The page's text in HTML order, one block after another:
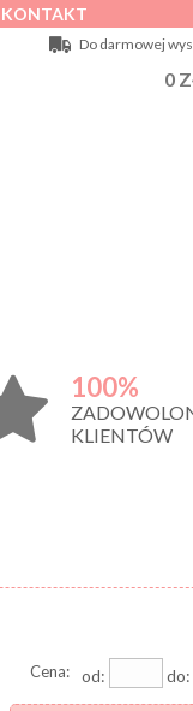
KONTAKT
Do darmowej
0
100%
KLIENTÓW
Cena: od: do: